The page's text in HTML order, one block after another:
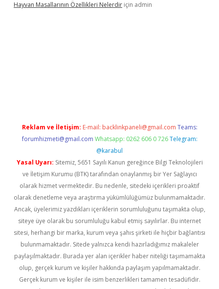
Hayvan Masallarının Özellikleri Nelerdir için admin
Reklam ve İletişim: E-mail: backlinkpaneli@gmail.com Teams:
forumhizmeti@gmail.com Whatsapp: 0262 606 0 726 Telegram:
@karabul
Yasal Uyarı: Sitemiz, 5651 Sayılı Kanun gereğince Bilgi Teknolojileri
ve İletişim Kurumu (BTK) tarafından onaylanmış bir Yer Sağlayıcı
olarak hizmet vermektedir. Bu nedenle, sitedeki içerikleri proaktif
olarak denetleme veya araştırma yükümlülüğümüz bulunmamaktadır.
Ancak, üyelerimiz yazdıkları içeriklerin sorumluluğunu taşımakta olup,
siteye üye olarak bu sorumluluğu kabul etmiş sayılırlar. Bu internet
sitesi, herhangi bir marka, kurum veya şahıs şirketi ile hiçbir bağlantısı
bulunmamaktadır. Sitede yalnızca kendi hazırladığımız makaleler
paylaşılmaktadır. Burada yer alan içerikler haber niteliği taşımamakta
olup, gerçek kurum ve kişiler hakkında paylaşım yapılmamaktadır.
Gerçek kurum ve kişiler ile isim benzerlikleri tamamen tesadüfidir.